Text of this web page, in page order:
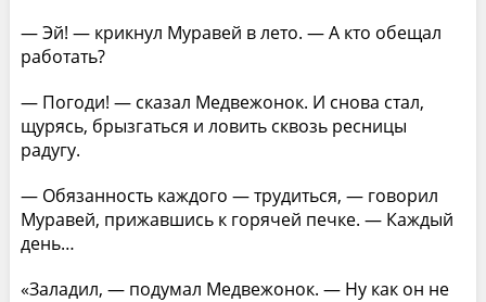
— Эй! — крикнул Муравей в лето. — А кто обещал
работать?
— Погоди! — сказал Медвежонок. И снова стал,
щурясь, брызгаться и ловить сквозь ресницы
радугу.
— Обязанность каждого — трудиться, — говорил
Муравей, прижавшись к горячей печке. — Каждый
день…
«Заладил, — подумал Медвежонок. — Ну как он не